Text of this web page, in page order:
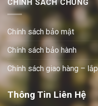
CHÍNH SÁCH CHUNG
Chính sách bảo mật
Chính sách bảo hành
Chính sách giao hàng –
Thông Tin Liên Hệ